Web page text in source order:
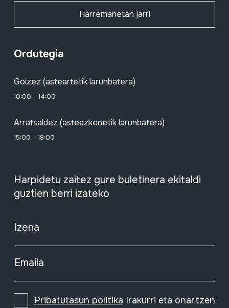
Harremanetan jarri
Ordutegia
Goizez (asteartetik larunbatera)
10:00 - 14:00
Arratsaldez (asteazkenetik larunbatera)
15:00 - 18:00
Harpidetu zaitez gure buletinera ekitaldi
guztien berri izateko
Izena
Emaila
Pribatutasun politika Irakurri eta onartzen